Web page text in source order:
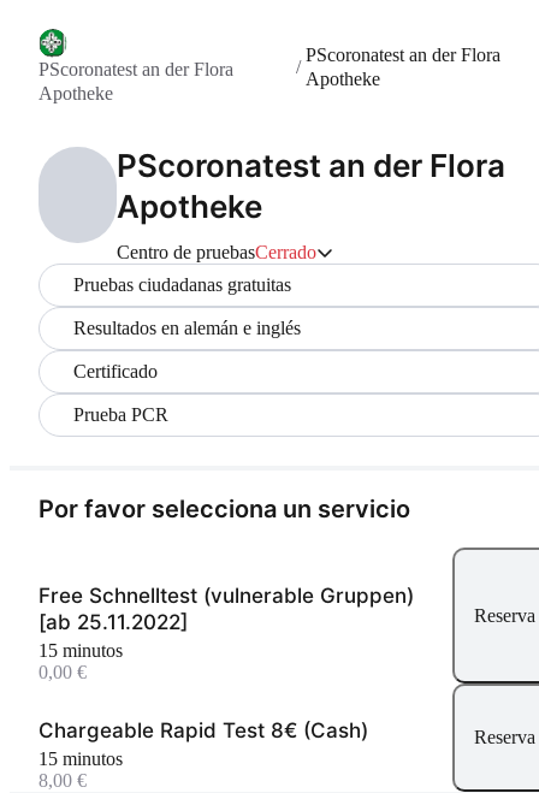
PScoronatest an der Flora
Apotheke
/
PScoronatest an der Flora
Apotheke
PScoronatest an der Flora
Apotheke
Centro de pruebasCerrado
Pruebas ciudadanas gratuitas
Resultados en alemán e inglés
Certificado
Prueba PCR
Por favor selecciona un servicio
Free Schnelltest (vulnerable Gruppen)
[ab 25.11.2022]
15 minutos
0,00 €
Chargeable Rapid Test 8€ (Cash)
15 minutos
8,00 €